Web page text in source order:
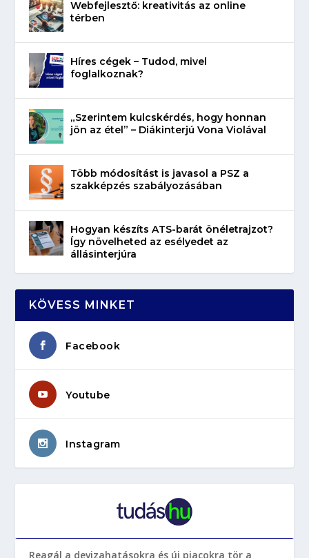
Webfejlesztő: kreativitás az online
térben
Híres cégek – Tudod, mivel
foglalkoznak?
„Szerintem kulcskérdés, hogy honnan
jön az étel” – Diákinterjú Vona Violával
Több módosítást is javasol a PSZ a
szakképzés szabályozásában
Hogyan készíts ATS-barát önéletrajzot?
Így növelheted az esélyedet az
állásinterjúra
KÖVESS MINKET
Facebook
Youtube
Instagram
Reagál a devizahatásokra és új piacokra tör a